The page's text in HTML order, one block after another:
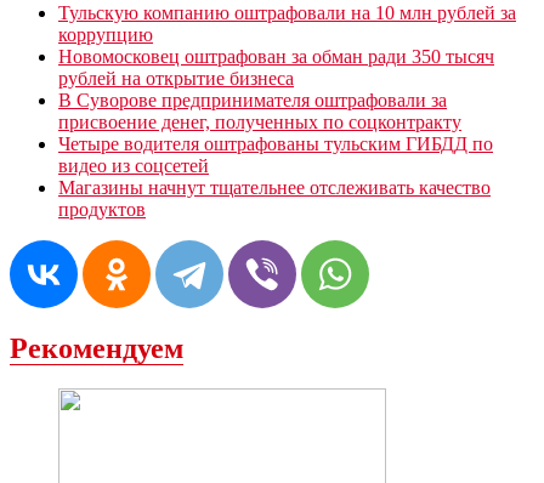
Тульскую компанию оштрафовали на 10 млн рублей за
коррупцию
Новомосковец оштрафован за обман ради 350 тысяч
рублей на открытие бизнеса
В Суворове предпринимателя оштрафовали за
присвоение денег, полученных по соцконтракту
Четыре водителя оштрафованы тульским ГИБДД по
видео из соцсетей
Магазины начнут тщательнее отслеживать качество
продуктов
Рекомендуем